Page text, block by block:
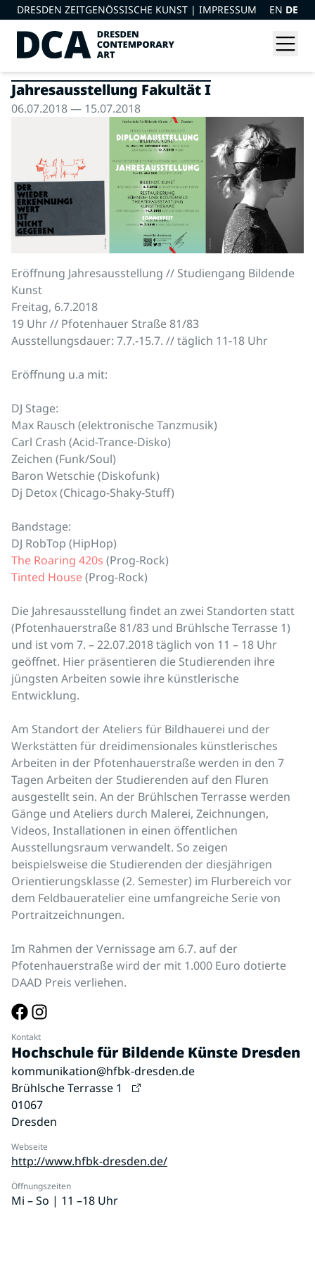
DRESDEN ZEITGENÖSSISCHE KUNST | IMPRESSUM EN DE
Jahresausstellung Fakultät I
06.07.2018 — 15.07.2018
Eröffnung Jahresausstellung // Studiengang Bildende
Kunst
Freitag, 6.7.2018
19 Uhr // Pfotenhauer Straße 81/83
Ausstellungsdauer: 7.7.-15.7. // täglich 11-18 Uhr
Eröffnung u.a mit:
DJ Stage:
Max Rausch (elektronische Tanzmusik)
Carl Crash (Acid-Trance-Disko)
Zeichen (Funk/Soul)
Baron Wetschie (Diskofunk)
Dj Detox (Chicago-Shaky-Stuff)
Bandstage:
DJ RobTop (HipHop)
The Roaring 420s (Prog-Rock)
Tinted House(Prog-Rock)
Die Jahresausstellung findet an zwei Standorten statt
(Pfotenhauerstraße 81/83 und Brühlsche Terrasse 1)
und ist vom 7. – 22.07.2018 täglich von 11 – 18 Uhr
geöffnet. Hier präsentieren die Studierenden ihre
jüngsten Arbeiten sowie ihre künstlerische
Entwicklung.
Am Standort der Ateliers für Bildhauerei und der
Werkstätten für dreidimensionales künstlerisches
Arbeiten in der Pfotenhauerstraße werden in den 7
Tagen Arbeiten der Studierenden auf den Fluren
ausgestellt sein. An der Brühlschen Terrasse werden
Gänge und Ateliers durch Malerei, Zeichnungen,
Videos, Installationen in einen öffentlichen
Ausstellungsraum verwandelt. So zeigen
beispielsweise die Studierenden der diesjährigen
Orientierungsklasse (2. Semester) im Flurbereich vor
dem Feldbaueratelier eine umfangreiche Serie von
Portraitzeichnungen.
Im Rahmen der Vernissage am 6.7. auf der
Pfotenhauerstraße wird der mit 1.000 Euro dotierte
DAAD Preis verliehen.
Kontakt
Hochschule für Bildende Künste Dresden
kommunikation@hfbk-dresden.de
Brühlsche Terrasse 1
01067
Dresden
Webseite
http://www.hfbk-dresden.de/
Öffnungszeiten
Mi – So | 11 –18 Uhr